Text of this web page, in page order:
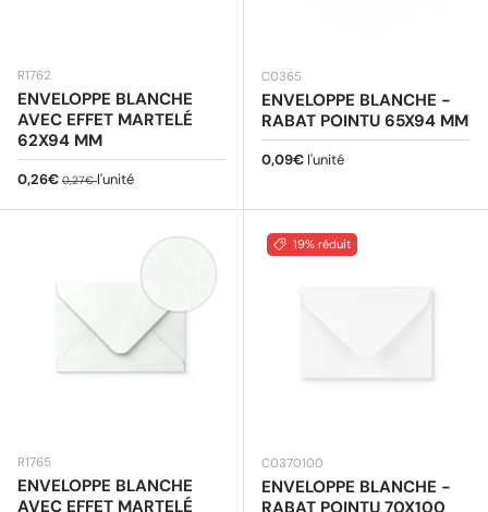
R1762
ENVELOPPE BLANCHE
AVEC EFFET MARTELÉ
62X94 MM
Prix soldé
0,26€ Prix habituel
0,27€l'unité
C0365
ENVELOPPE BLANCHE -
RABAT POINTU 65X94 MM
Prix habituel
0,09€ l'unité
R1765
ENVELOPPE BLANCHE
AVEC EFFET MARTELÉ
19% réduit
C0370100
ENVELOPPE BLANCHE -